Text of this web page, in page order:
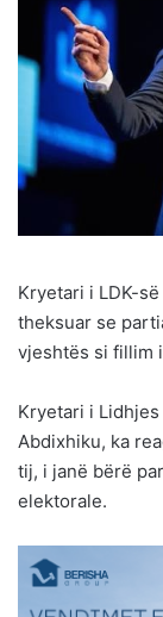
Kryetari i LDK-
theksuar se
vjeshtës si fillim
Kryetari i
Abdixhiku, ka
tij, i janë bërë
elektorale.